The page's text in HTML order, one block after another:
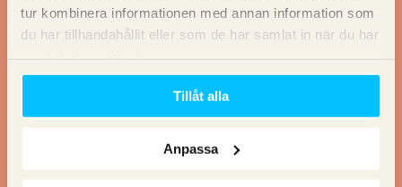
tur kombinera informationen med annan information som
du har tillhandahållit eller som de har samlat in när du har
Tillåt alla
Anpassa
Vill du ha en offert av oss? Fyll i dina uppgifter så återkommer
Namn